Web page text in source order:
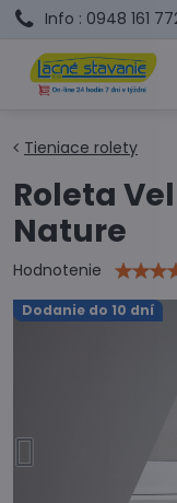
Info : 0948 161
Dodanie do 10 dní
Tieniace rolety
Roleta
Nature
Hodnotenie